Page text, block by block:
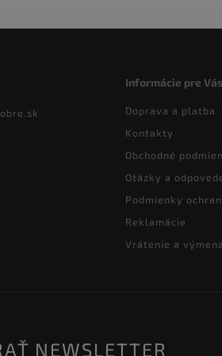
Informácie pre Vás
Doprava a platba
Kontakty
Obchodné
Otázky a
Podmienky
Reklamácie
Vrátenie a
NEWSLETTER